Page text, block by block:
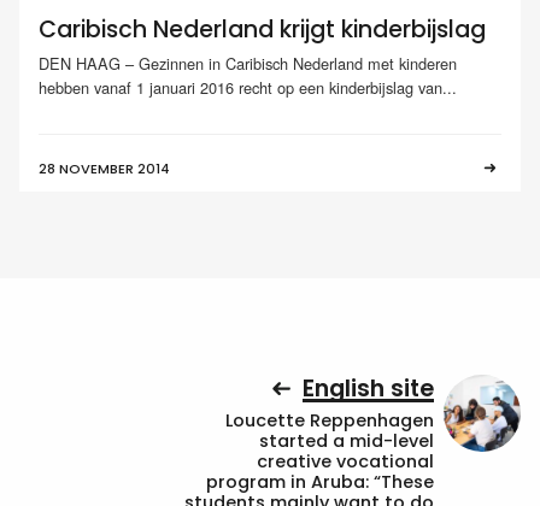
Caribisch Nederland krijgt kinderbijslag
DEN HAAG – Gezinnen in Caribisch Nederland met kinderen
hebben vanaf 1 januari 2016 recht op een kinderbijslag van...
28 NOVEMBER 2014
English site
Loucette Reppenhagen
started a mid-level
creative vocational
program in Aruba: “These